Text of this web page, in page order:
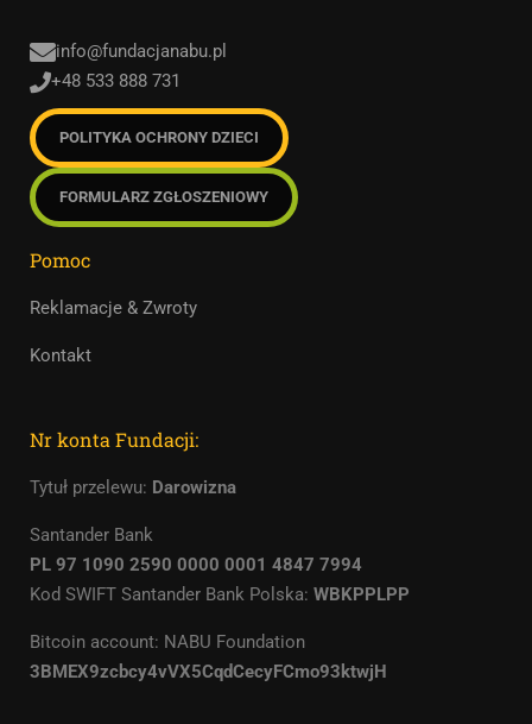
info@fundacjanabu.pl
+48 533 888 731
POLITYKA OCHRONY DZIECI
FORMULARZ ZGŁOSZENIOWY
Pomoc
Reklamacje & Zwroty
Kontakt
Nr konta Fundacji:
Tytuł przelewu: Darowizna
Santander Bank
PL 97 1090 2590 0000 0001 4847 7994
Kod SWIFT Santander Bank Polska: WBKPPLPP
Bitcoin account: NABU Foundation
3BMEX9zcbcy4vVX5CqdCecyFCmo93ktwjH